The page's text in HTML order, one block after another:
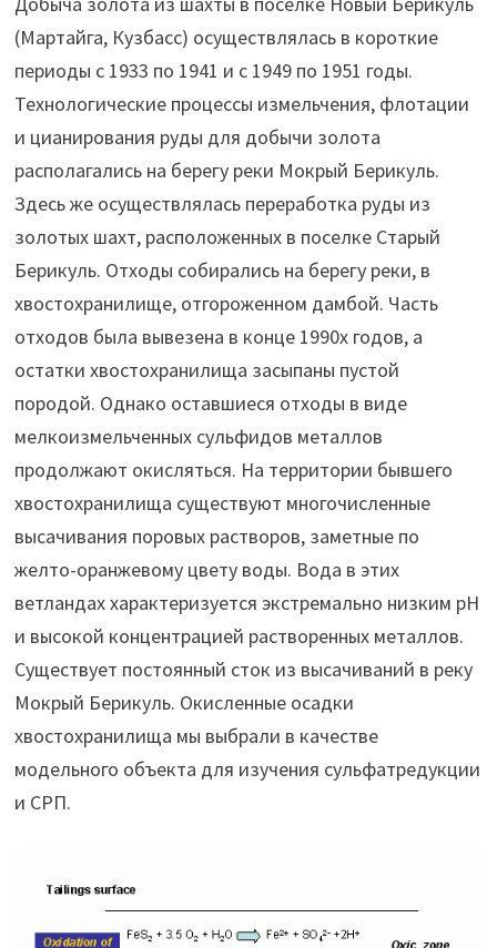
(Мартайга, Кузбасс) осуществлялась в короткие
периоды с 1933 по 1941 и с 1949 по 1951 годы.
Технологические процессы измельчения, флотации
и цианирования руды для добычи золота
располагались на берегу реки Мокрый Берикуль.
Здесь же осуществлялась переработка руды из
золотых шахт, расположенных в поселке Старый
Берикуль. Отходы собирались на берегу реки, в
хвостохранилище, отгороженном дамбой. Часть
отходов была вывезена в конце 1990х годов, а
остатки хвостохранилища засыпаны пустой
породой. Однако оставшиеся отходы в виде
мелкоизмельченных сульфидов металлов
продолжают окисляться. На территории бывшего
хвостохранилища существуют многочисленные
высачивания поровых растворов, заметные по
желто-оранжевому цвету воды. Вода в этих
ветландах характеризуется экстремально низким рН
и высокой концентрацией растворенных металлов.
Существует постоянный сток из высачиваний в реку
Мокрый Берикуль. Окисленные осадки
хвостохранилища мы выбрали в качестве
модельного объекта для изучения сульфатредукции
и СРП.